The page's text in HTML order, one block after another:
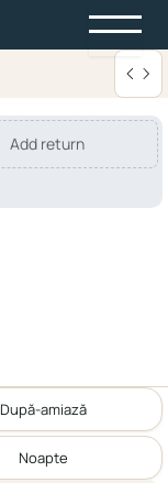
Add return
După-amiază
Noapte